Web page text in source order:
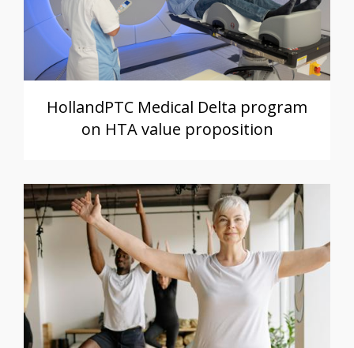
HollandPTC Medical Delta program
on HTA value proposition